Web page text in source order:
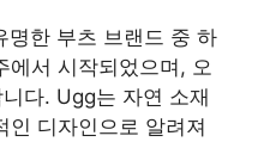
명한 부츠 브랜드 중 하
에서 시작되었으며, 오
다. Ugg는 자연 소재
인 디자인으로 알려져